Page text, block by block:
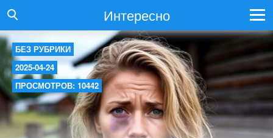
Интересно
БЕЗ РУБРИКИ
2025-04-24
ПРОСМОТРОВ: 10442